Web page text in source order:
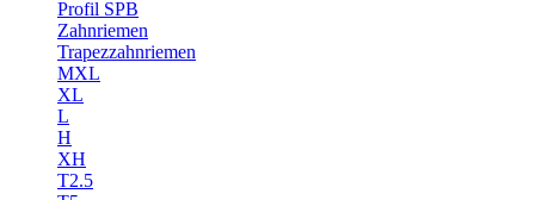
Profil SPB
Zahnriemen
Trapezzahnriemen
MXL
XL
L
H
XH
T2.5